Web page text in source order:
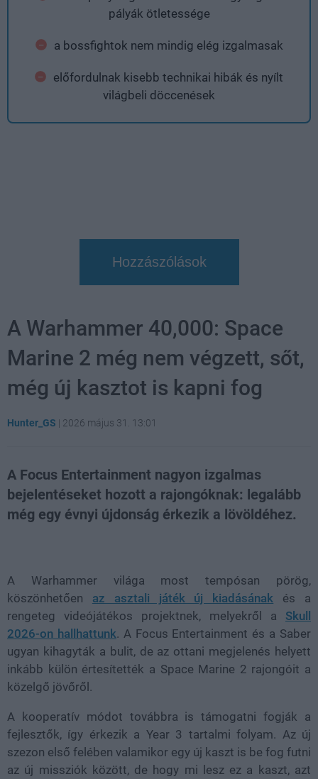
pályák ötletessége
a bossfightok nem mindig elég izgalmasak
előfordulnak kisebb technikai hibák és nyílt
világbeli döccenések
Hozzászólások
A Warhammer 40,000: Space
Marine 2 még nem végzett, sőt,
még új kasztot is kapni fog
Hunter_GS | 2026 május 31. 13:01
A Focus Entertainment nagyon izgalmas
bejelentéseket hozott a rajongóknak: legalább
még egy évnyi újdonság érkezik a lövöldéhez.
A Warhammer világa most tempósan pörög,
köszönhetően az asztali játék új kiadásának és a
rengeteg videójátékos projektnek, melyekről a Skull
2026-on hallhattunk. A Focus Entertainment és a Saber
ugyan kihagyták a bulit, de az ottani megjelenés helyett
inkább külön értesítették a Space Marine 2 rajongóit a
közelgő jövőről.
A kooperatív módot továbbra is támogatni fogják a
fejlesztők, így érkezik a Year 3 tartalmi folyam. Az új
szezon első felében valamikor egy új kaszt is be fog futni
az új missziók között, de hogy mi lesz ez a kaszt, azt